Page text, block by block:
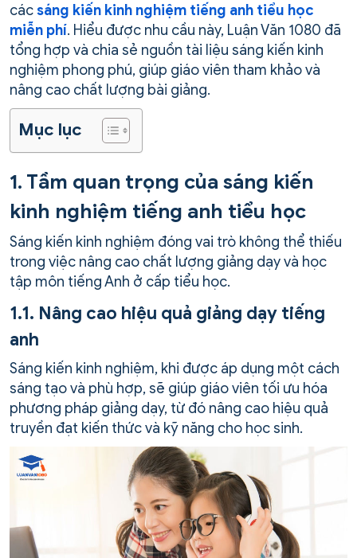
cácsáng kiến kinh nghiệm tiếng anh tiểu học
miễn phí. Hiểu được nhu cầu này, Luận Văn 1080 đã
tổng hợp và chia sẻ nguồn tài liệu sáng kiến kinh
nghiệm phong phú, giúp giáo viên tham khảo và
nâng cao chất lượng bài giảng.
Mục lục
1. Tầm quan trọng của sáng kiến
kinh nghiệm tiếng anh tiểu học
Sáng kiến kinh nghiệm đóng vai trò không thể thiếu
trong việc nâng cao chất lượng giảng dạy và học
tập môn tiếng Anh ở cấp tiểu học.
1.1. Nâng cao hiệu quả giảng dạy tiếng
anh
Sáng kiến kinh nghiệm, khi được áp dụng một cách
sáng tạo và phù hợp, sẽ giúp giáo viên tối ưu hóa
phương pháp giảng dạy, từ đó nâng cao hiệu quả
truyền đạt kiến thức và kỹ năng cho học sinh.